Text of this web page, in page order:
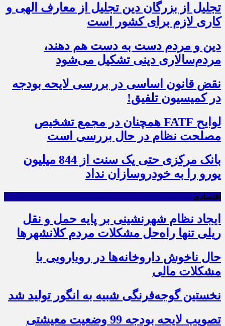
تجلیل از بزرگان دین تجلیل از معارف الهی و
کاری لازم برای کشور است
دین و مردم دست به‌ دست هم دهند،
مردم‌سالاری دینی تشکیل می‌شود
نقض قانون اساسی در بررسی لایحه بودجه
در کمیسیون تلفیق!
لوایح FATF همچنان در مجمع تشخیص
مصلحت نظام در حال بررسی است
بانک مرکزی حتی یک سنت از 844 میلیون
یورو را به خودروسازان نداد
اقتصادی
ایجاد نظام شهرنشینی بر پایه حمل و نقل
ریلی تنها راه‌حل مشکلات مردم کلانشهرها
حال ناخوش داروخانه‌ها در رویارویی با
مشکلات مالی
نخستین گوجه‌فرنگی شبیه به انگور تولید شد
تصویب لایحه بودجه 99 وضعیت معیشتی